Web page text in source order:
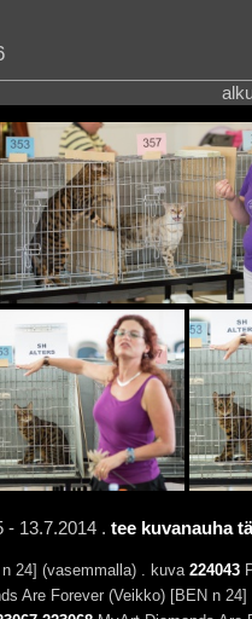
- 13.7.2014 . tee kuvanauha
24] (vasemmalla) . kuva 224043
Are Forever (Veikko) [BEN n